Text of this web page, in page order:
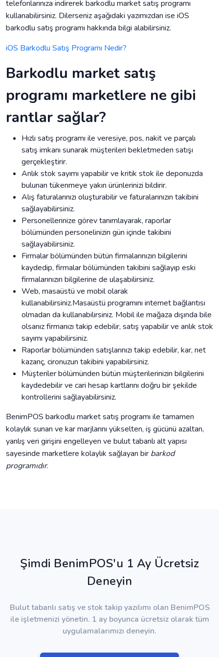
telefonlarınıza indirerek barkodlu market satış programı
kullanabilirsiniz. Dilerseniz aşağıdaki yazımızdan ise iOS
barkodlu satış programı hakkında bilgi alabilirsiniz.
iOS Barkodlu Satış Programı Nedir?
Barkodlu market satış
programı marketlere ne gibi
rantlar sağlar?
Hızlı satış programı ile veresiye, pos, nakit ve parçalı
satış imkanı sunarak müşterileri bekletmeden satışı
gerçekleştirir.
Anlık stok sayımı yapabilir ve kritik stok ile deponuzda
bulunan tükenmeye yakın ürünlerinizi bildirir.
Alış faturalarınızı oluşturabilir ve faturalarınızın takibini
sağlayabilirsiniz.
Personellerinize görev tanımlayarak, raporlar
bölümünden personelinizin gün içinde takibini
sağlayabilirsiniz.
Firmalar bölümünden bütün firmalarınızın bilgilerini
kaydedip, firmalar bölümünden takibini sağlayıp eski
firmalarınızın bilgilerine de ulaşabilirsiniz.
Web, masaüstü ve mobil olarak
kullanabilirsiniz.Masaüstü programını internet bağlantısı
olmadan da kullanabilirsiniz. Mobil ile mağaza dışında bile
olsanız firmanızı takip edebilir, satış yapabilir ve anlık stok
sayımı yapabilirsiniz.
Raporlar bölümünden satışlarınızı takip edebilir, kar, net
kazanç, cironuzun takibini yapabilirsiniz.
Müşteriler bölümünden bütün müşterilerinizin bilgilerini
kaydedebilir ve cari hesap kartlarını doğru bir şekilde
kontrollerini sağlayabilirsiniz.
BenimPOS barkodlu market satış programı ile tamamen
kolaylık sunan ve kar marjlarını yükselten, iş gücünü azaltan,
yanlış veri girişini engelleyen ve bulut tabanlı alt yapısı
sayesinde marketlere kolaylık sağlayan bir barkod
programıdır.
Şimdi BenimPOS'u 1 Ay Ücretsiz
Deneyin
Bulut tabanlı satış ve stok takip yazılımı olan BenimPOS
ile işletmenizi yönetin. 1 ay boyunca ücretsiz olarak tüm
uygulamalarımızı deneyin.